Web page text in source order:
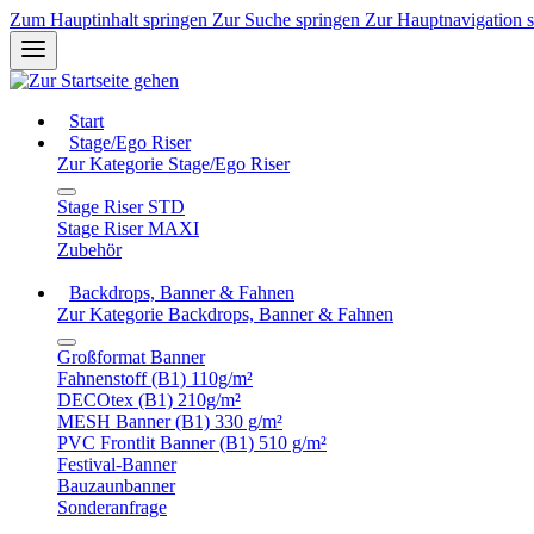
Zum Hauptinhalt springen Zur Suche springen Zur Hauptnavigation
Start
Stage/Ego Riser
Zur Kategorie Stage/Ego Riser
Stage Riser STD
Stage Riser MAXI
Zubehör
Backdrops, Banner & Fahnen
Zur Kategorie Backdrops, Banner & Fahnen
Großformat Banner
Fahnenstoff (B1) 110g/m²
DECOtex (B1) 210g/m²
MESH Banner (B1) 330 g/m²
PVC Frontlit Banner (B1) 510 g/m²
Festival-Banner
Bauzaunbanner
Sonderanfrage